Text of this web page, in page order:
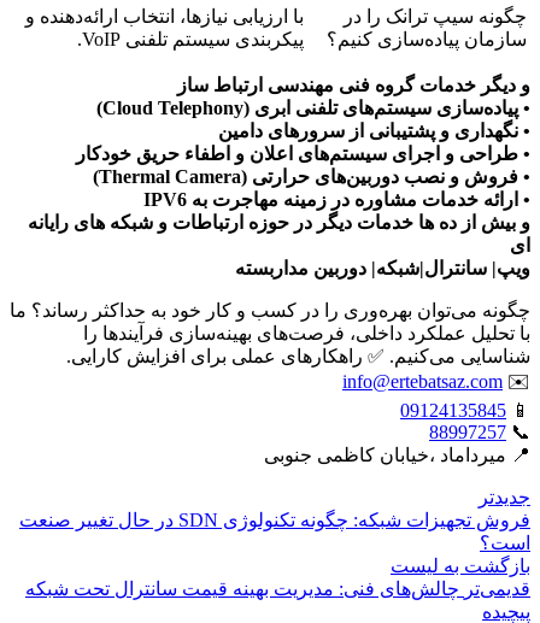
چگونه سیپ ترانک را در
سازمان پیاده‌سازی کنیم؟
با ارزیابی نیازها، انتخاب ارائه‌دهنده و
پیکربندی سیستم تلفنی VoIP.
و دیگر خدمات گروه فنی مهندسی ارتباط ساز
• پیاده‌سازی سیستم‌های تلفنی ابری (Cloud Telephony)
• نگهداری و پشتیبانی از سرورهای دامین
• طراحی و اجرای سیستم‌های اعلان و اطفاء حریق خودکار
• فروش و نصب دوربین‌های حرارتی (Thermal Camera)
• ارائه خدمات مشاوره در زمینه مهاجرت به IPV6
و بیش از ده ها خدمات دیگر در حوزه ارتباطات و شبکه های رایانه
ای
ویپ| سانترال|شبکه| دوربین مداربسته
چگونه می‌توان بهره‌وری را در کسب و کار خود به حداکثر رساند؟ ما
با تحلیل عملکرد داخلی، فرصت‌های بهینه‌سازی فرآیندها را
شناسایی می‌کنیم. ✅ راهکارهای عملی برای افزایش کارایی.
✉️
info@ertebatsaz.com
📱
09124135845
📞
88997257
📍 میرداماد ،خیابان کاظمی جنوبی
جدیدتر
فروش تجهیزات شبکه: چگونه تکنولوژی SDN در حال تغییر صنعت
است؟
بازگشت بە لیست
قدیمی‌تر چالش‌های فنی: مدیریت بهینه قیمت سانترال تحت شبکه
پیچیده